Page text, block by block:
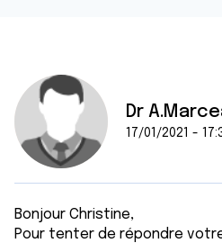
Dr
17/01/2021 -
Bonjour Christine,
Pour tenter de répondre